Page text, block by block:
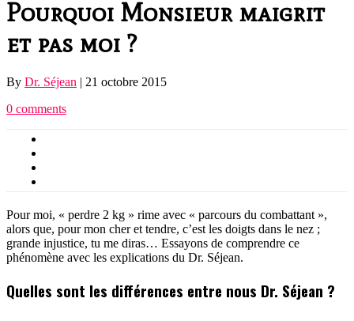
Pourquoi Monsieur maigrit
et pas moi ?
By Dr. Séjean | 21 octobre 2015
0 comments
Pour moi, « perdre 2 kg » rime avec « parcours du combattant »,
alors que, pour mon cher et tendre, c’est les doigts dans le nez ;
grande injustice, tu me diras… Essayons de comprendre ce
phénomène avec les explications du Dr. Séjean.
Quelles sont les différences entre nous Dr. Séjean ?